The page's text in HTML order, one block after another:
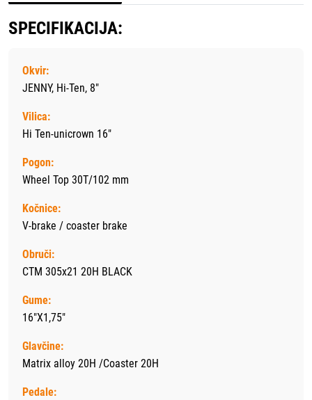
SPECIFIKACIJA:
Okvir:
JENNY, Hi-Ten, 8"
Vilica:
Hi Ten-unicrown 16"
Pogon:
Wheel Top 30T/102 mm
Kočnice:
V-brake / coaster brake
Obruči:
CTM 305x21 20H BLACK
Gume:
16"X1,75"
Glavčine:
Matrix alloy 20H /Coaster 20H
Pedale: